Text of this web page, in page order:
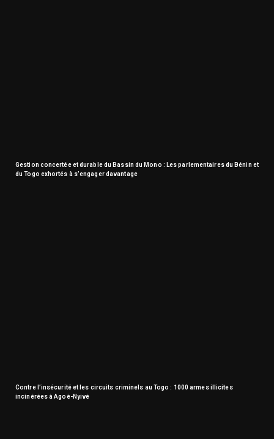
Gestion concertée et durable du Bassin du Mono : Les parlementaires du Bénin et
du Togo exhortés à s’engager davantage
Contre l’insécurité et les circuits criminels au Togo : 1000 armes illicites
incinérées à Agoè-Nyivé